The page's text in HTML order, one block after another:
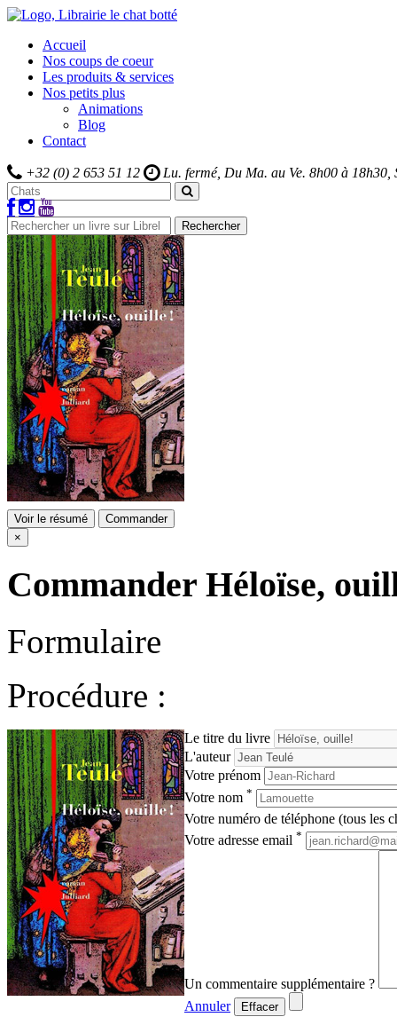
Accueil
Nos coups de coeur
Les produits & services
Nos petits plus
Animations
Blog
Contact
+32 (0) 2 653 51 12 Lu. fermé, Du Ma. au Ve. 8h00 à 18h30,
Rechercher
Voir le résumé
Commander
×
Commander Héloïse,
Formulaire
Procédure :
Le titre du livre
L'auteur
Votre prénom
Votre nom *
Votre numéro de téléphone (tous les
Votre adresse email *
Un commentaire supplémentaire ?
Annuler
Effacer